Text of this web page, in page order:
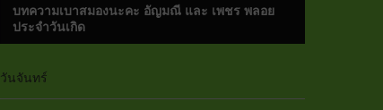
บทความเบาสมองนะคะ อัญมณี และ เพชร พลอย
ประจำวันเกิด
วันจันทร์